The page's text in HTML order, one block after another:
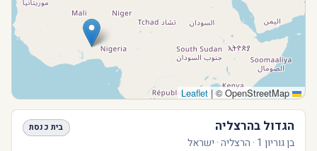
Leaflet
| © OpenStreetMap
הגדול בהרצליה בית כנסת
בן גוריון 1 · הרצליה · ישראל